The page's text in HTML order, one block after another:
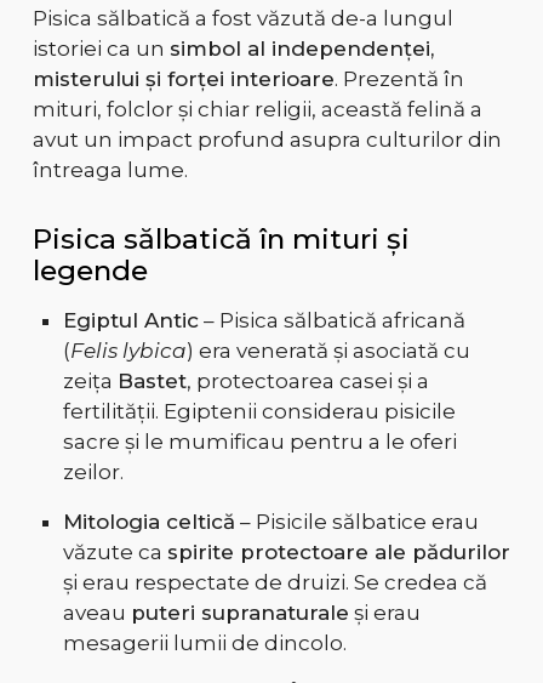
Pisica sălbatică a fost văzută de-a lungul
istoriei ca un simbol al independenței,
misterului și forței interioare. Prezentă în
mituri, folclor și chiar religii, această felină a
avut un impact profund asupra culturilor din
întreaga lume.
Pisica sălbatică în mituri și
legende
Egiptul Antic– Pisica sălbatică africană
(Felis lybica) era venerată și asociată cu
zeița Bastet, protectoarea casei și a
fertilității. Egiptenii considerau pisicile
sacre și le mumificau pentru a le oferi
zeilor.
Mitologia celtică – Pisicile sălbatice erau
văzute ca spirite protectoare ale pădurilor
și erau respectate de druizi. Se credea că
aveau puteri supranaturale și erau
mesagerii lumii de dincolo.